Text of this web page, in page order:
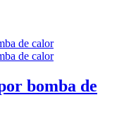
bomba de